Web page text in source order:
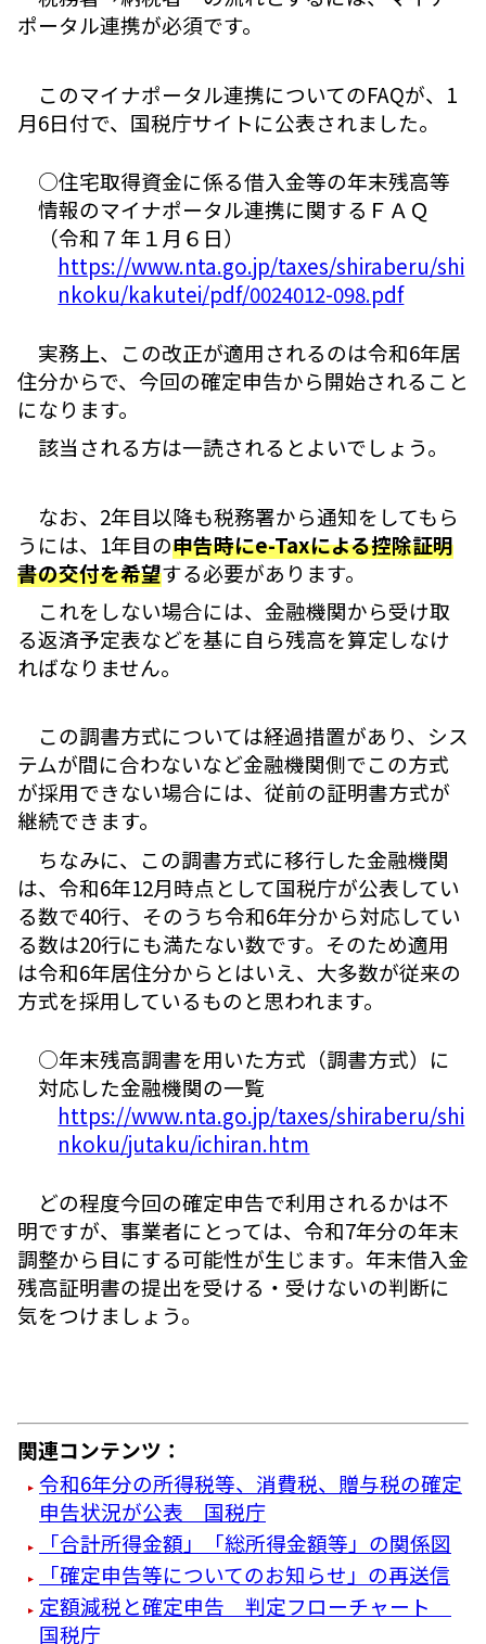
ポータル連携が必須です。
このマイナポータル連携についてのFAQが、1
月6日付で、国税庁サイトに公表されました。
○住宅取得資金に係る借入金等の年末残高等
情報のマイナポータル連携に関するＦＡＱ
（令和７年１月６日）
https://www.nta.go.jp/taxes/shiraberu/shi
nkoku/kakutei/pdf/0024012-098.pdf
実務上、この改正が適用されるのは令和6年居
住分からで、今回の確定申告から開始されること
になります。
該当される方は一読されるとよいでしょう。
なお、2年目以降も税務署から通知をしてもら
うには、1年目の申告時にe-Taxによる控除証明
書の交付を希望する必要があります。
これをしない場合には、金融機関から受け取
る返済予定表などを基に自ら残高を算定しなけ
ればなりません。
この調書方式については経過措置があり、シス
テムが間に合わないなど金融機関側でこの方式
が採用できない場合には、従前の証明書方式が
継続できます。
ちなみに、この調書方式に移行した金融機関
は、令和6年12月時点として国税庁が公表してい
る数で40行、そのうち令和6年分から対応してい
る数は20行にも満たない数です。そのため適用
は令和6年居住分からとはいえ、大多数が従来の
方式を採用しているものと思われます。
○年末残高調書を用いた方式（調書方式）に
対応した金融機関の一覧
https://www.nta.go.jp/taxes/shiraberu/shi
nkoku/jutaku/ichiran.htm
どの程度今回の確定申告で利用されるかは不
明ですが、事業者にとっては、令和7年分の年末
調整から目にする可能性が生じます。年末借入金
残高証明書の提出を受ける・受けないの判断に
気をつけましょう。
関連コンテンツ：
令和6年分の所得税等、消費税、贈与税の確定
申告状況が公表 国税庁
「合計所得金額」「総所得金額等」の関係図
「確定申告等についてのお知らせ」の再送信
定額減税と確定申告 判定フローチャート
国税庁